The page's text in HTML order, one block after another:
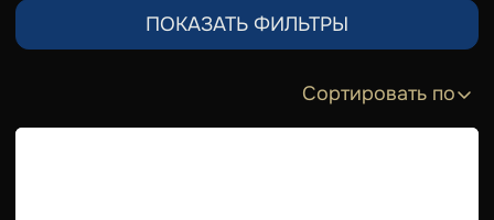
ПОКАЗАТЬ ФИЛЬТРЫ
Сортировать по